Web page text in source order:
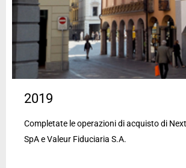
2019
Completate le operazioni di acquisto di
SpA e Valeur Fiduciaria S.A.